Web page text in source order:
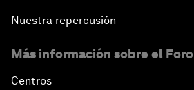
Nuestra repercusión
Más información sobre el Foro
Centros